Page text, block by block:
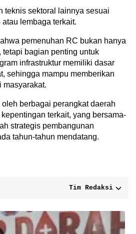
teknis sektoral lainnya sesuai
lembaga terkait.
pemenuhan RC bukan hanya
tetapi bagian penting untuk
infrastruktur memiliki dasar
sehingga mampu memberikan
masyarakat.
berbagai perangkat daerah
terkait, yang bersama-
strategis pembangunan
tahun-tahun mendatang.
Tim Redaksi